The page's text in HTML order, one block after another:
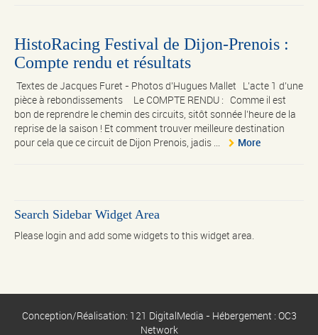
HistoRacing Festival de Dijon-Prenois :
Compte rendu et résultats
Textes de Jacques Furet - Photos d'Hugues Mallet L’acte 1 d’une
pièce à rebondissements Le COMPTE RENDU : Comme il est
bon de reprendre le chemin des circuits, sitôt sonnée l’heure de la
reprise de la saison ! Et comment trouver meilleure destination
pour cela que ce circuit de Dijon Prenois, jadis ...
More
Search Sidebar Widget Area
Please login and add some widgets to this widget area.
Conception/Réalisation: 121 DigitalMedia - Hébergement : OC3
Network